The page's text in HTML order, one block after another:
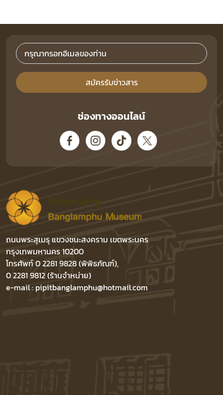
สมัครรับข่าวสาร
ช่องทางออนไลน์
ถนนพระสุเมรุ แขวงชนะสงคราม เขตพระนคร
กรุงเทพมหานคร 10200
โทรศัพท์ 0 2281 9828 (พิพิธภัณฑ์),
0 2281 9812 (ร้านจำหน่าย)
e-mail : pipitbanglamphu@hotmail.com